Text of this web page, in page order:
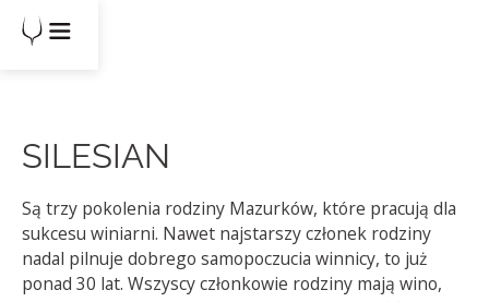
SILESIAN
Są trzy pokolenia rodziny Mazurków, które pracują dla
sukcesu winiarni. Nawet najstarszy członek rodziny
nadal pilnuje dobrego samopoczucia winnicy, to już
ponad 30 lat. Wszyscy członkowie rodziny mają wino,